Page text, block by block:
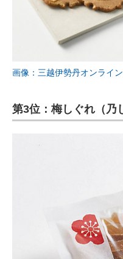
画像：三越伊勢丹オンライ
第3位：梅しぐれ（乃